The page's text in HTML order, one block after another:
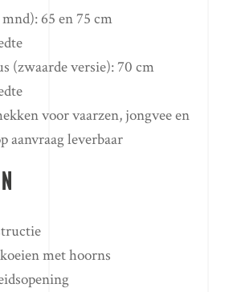
65 en 75 cm
(zwaarde versie): 70 cm
voor vaarzen, jongvee en
aanvraag leverbaar
met hoorns